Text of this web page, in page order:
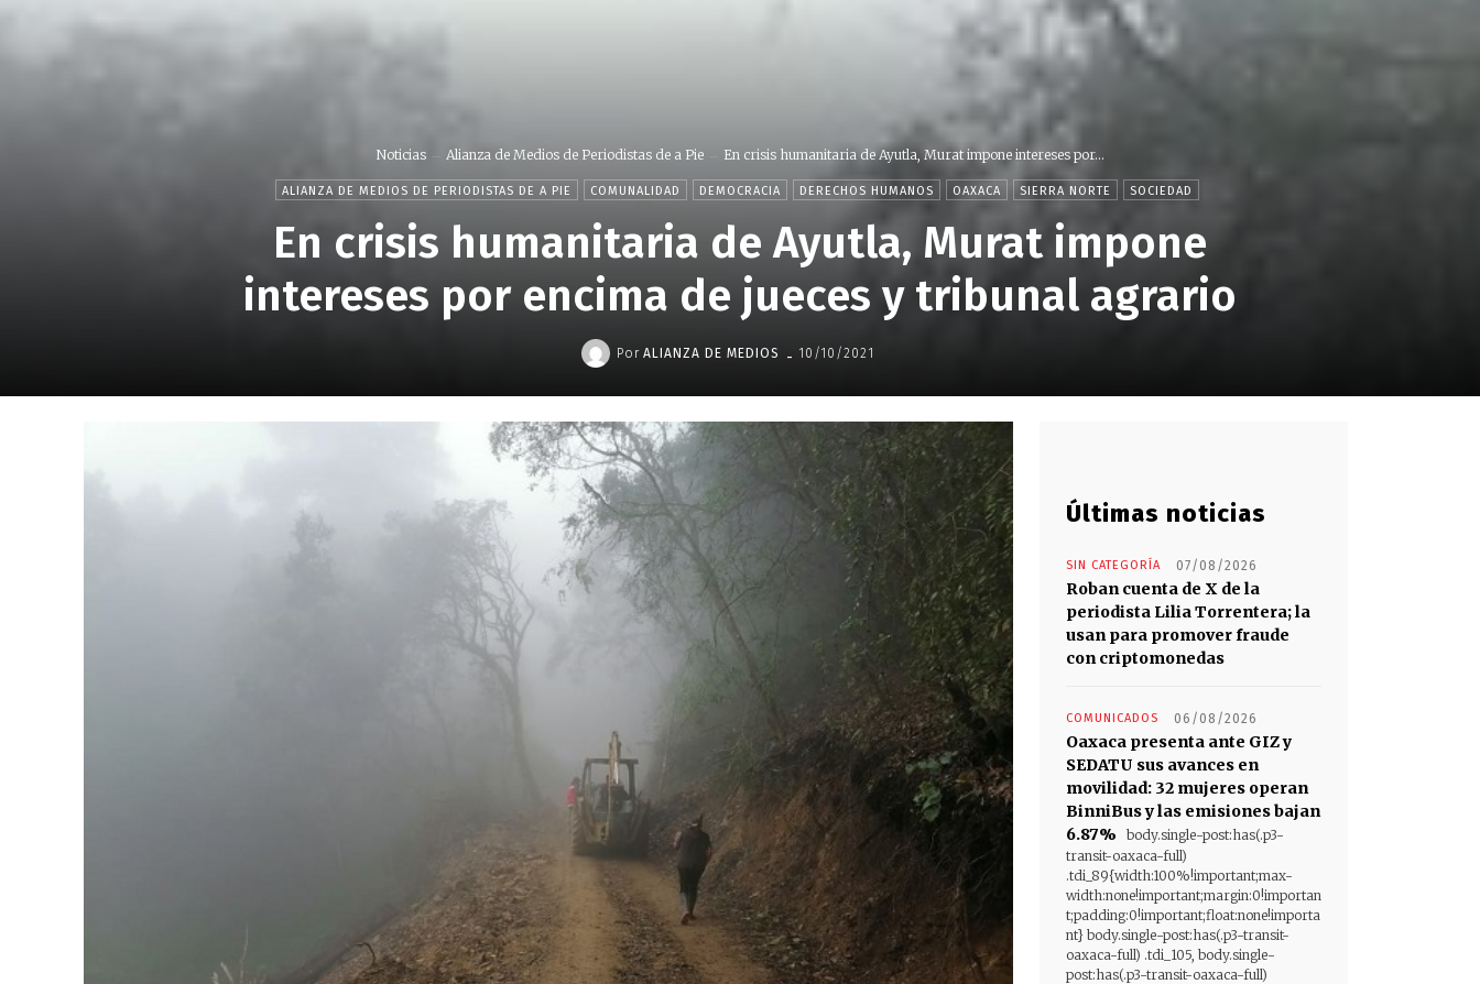
Noticias Alianza de Medios de Periodistas de a Pie En crisis humanitaria de Ayutla, Murat impone intereses por...
ALIANZA DE MEDIOS DE PERIODISTAS DE A PIE COMUNALIDAD DEMOCRACIA DERECHOS HUMANOS OAXACA SIERRA NORTE SOCIEDAD
En crisis humanitaria de Ayutla, Murat impone
intereses por encima de jueces y tribunal agrario
Por ALIANZA DE MEDIOS - 10/10/2021
Últimas noticias
SIN CATEGORÍA 07/08/2026
Roban cuenta de X de la
periodista Lilia Torrentera; la
usan para promover fraude
con criptomonedas
COMUNICADOS 06/08/2026
Oaxaca presenta ante GIZ y
SEDATU sus avances en
movilidad: 32 mujeres operan
BinniBus y las emisiones bajan
6.87%
body.single-post:has(.p3-
transit-oaxaca-full)
.tdi_89{width:100%!important;max-
width:none!important;margin:0!importan
t;padding:0!important;float:none!importa
nt} body.single-post:has(.p3-transit-
oaxaca-full) .tdi_105, body.single-
post:has(.p3-transit-oaxaca-full)